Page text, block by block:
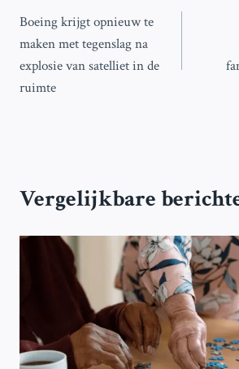
navigatie
Boeing krijgt opnieuw te
maken met tegenslag na
explosie van satelliet in de
ruimte
Vergelijkbare